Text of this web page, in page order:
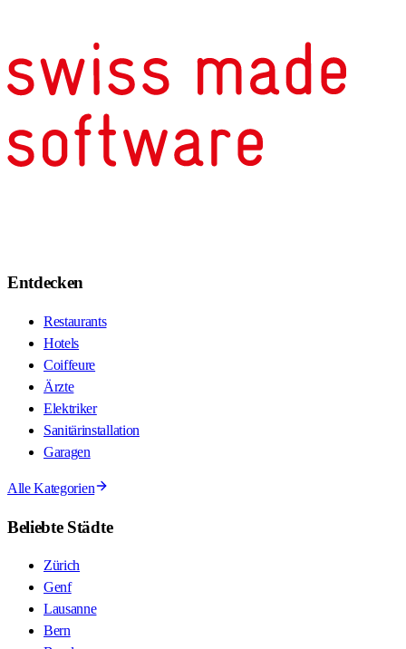
Entdecken
Restaurants
Hotels
Coiffeure
Ärzte
Elektriker
Sanitärinstallation
Garagen
Alle Kategorien
Beliebte Städte
Zürich
Genf
Lausanne
Bern